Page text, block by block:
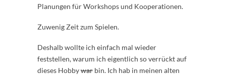
Planungen für Workshops und Kooperationen.
Zuwenig Zeit zum Spielen.
Deshalb wollte ich einfach mal wieder
feststellen, warum ich eigentlich so verrückt auf
dieses Hobbywar bin. Ich hab in meinen alten